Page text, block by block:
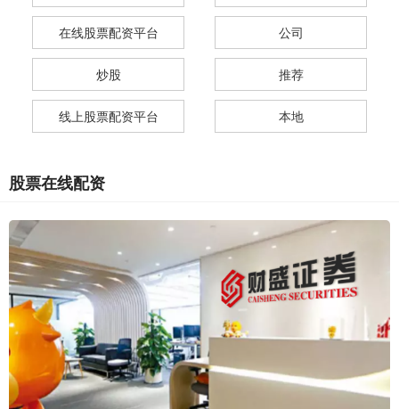
在线股票配资平台 公司
炒股 推荐
线上股票配资平台 本地
股票在线配资